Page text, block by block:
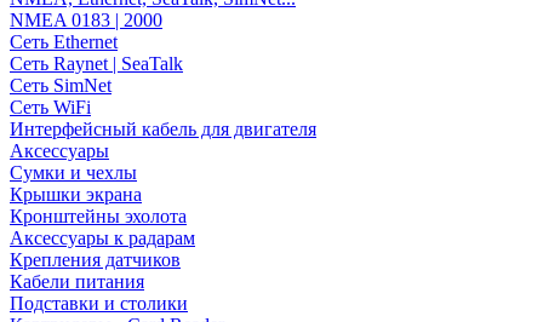
NMEA 0183 | 2000
Сеть Ethernet
Сеть Raynet | SeaTalk
Сеть SimNet
Сеть WiFi
Интерфейсный кабель для двигателя
Аксессуары
Сумки и чехлы
Крышки экрана
Кронштейны эхолота
Аксессуары к радарам
Крепления датчиков
Кабели питания
Подставки и столики